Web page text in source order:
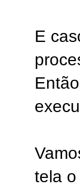
E
tela